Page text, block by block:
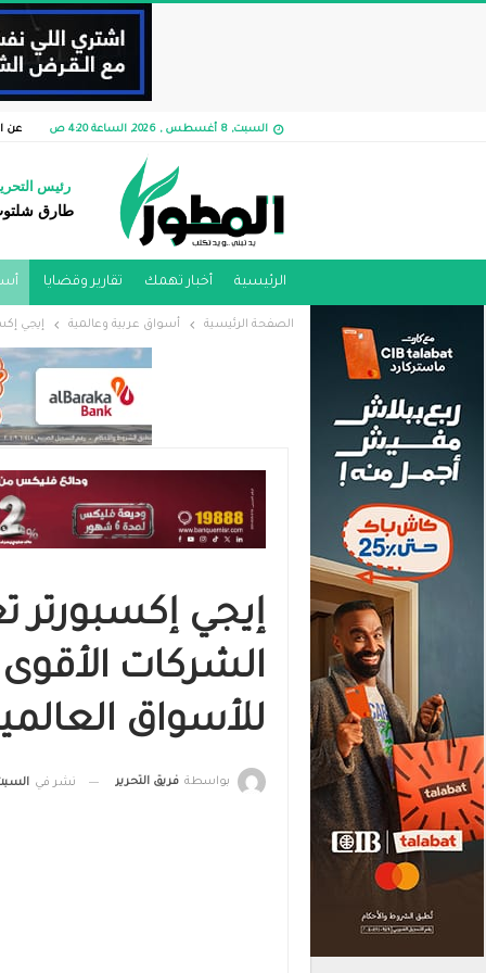
السبت, 8 أغسطس , 2026, الساعة 4:20 ص عن
رئيس
طارق
الرئيسية أخبار تهمك تقارير وقضايا ​
الصفحة الرئيسية أسواق عربية وعالمية إيجي
إيجي إكسبورتر
الشركات الأقوى
للأسواق
بواسطة فريق التحرير نشر في السبت, 11 مارس , 2023,